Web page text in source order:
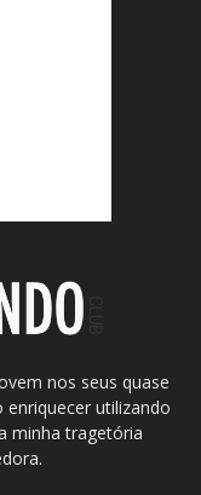
nos seus quase
utilizando
minha tragetória